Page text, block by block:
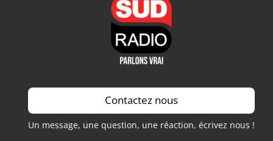
Contactez nous
Un message, une question, une réaction, écrivez nous !